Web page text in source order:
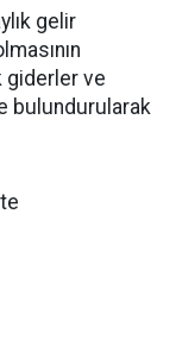
gelir
giderler ve
bulundurularak